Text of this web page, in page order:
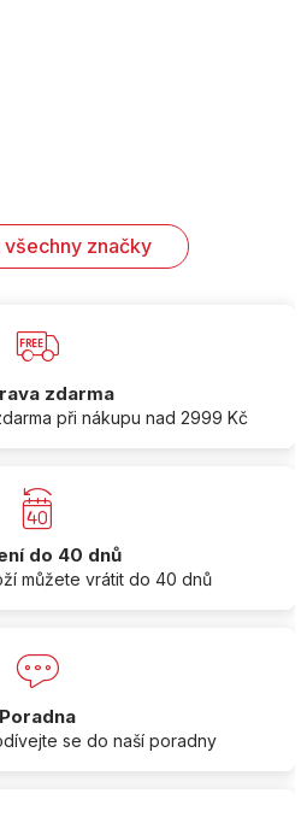
značky
zdarma
při nákupu nad 2999 Kč
do 40 dnů
můžete vrátit do 40 dnů
Poradna
se do naší poradny